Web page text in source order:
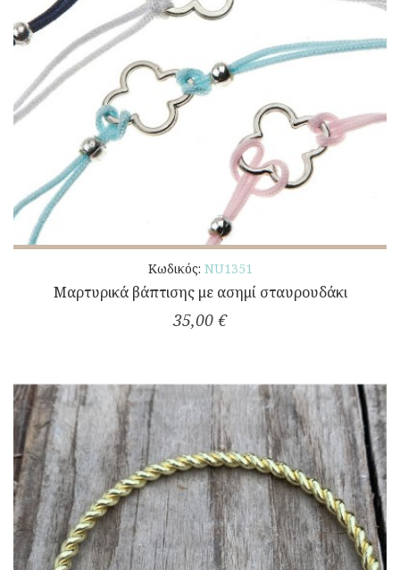
Κωδικός: NU1351
Μαρτυρικά βάπτισης με ασημί σταυρουδάκι
35,00 €